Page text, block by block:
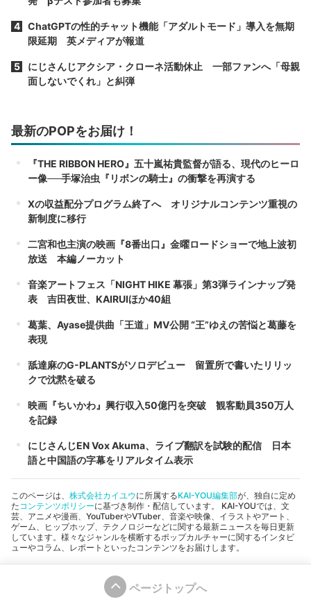
ChatGPTの性的チャット機能「アダルトモード」導入を無期
限延期 英メディアが報道
にじさんじアクシア・クローネ活動休止 一部ファンへ「母親
面しないでくれ」と糾弾
最新のPOPをお届け！
『THE RIBBON HERO』五十嵐祐貴監督が語る、現代のヒーロ
ー像──手塚治虫『リボンの騎士』の衝撃を再演する
Xの収益配分プログラム終了へ オリジナルコンテンツ重視の
新制度に移行
二宮和也主演の映画『8番出口』金曜ロードショーで地上波初
放送 本編ノーカット
音楽アートフェス「NIGHT HIKE 幕張」第3弾ラインナップ発
表 吉田夜世、KAIRUIほか40組
葛葉、Ayase提供曲「王道」MV公開 “王”ゆえの苦悩と葛藤を
表現
舐達麻のG-PLANTSがソロデビュー 留置所で書いたリリッ
クで沈黙を破る
映画『ちいかわ』興行収入50億円を突破 観客動員350万人
を記録
にじさんじEN Vox Akuma、ライブ翻訳を試験的配信 日本
語と中国語の字幕をリアルタイム表示
このページは、 株式会社カイユウに所属するKAI-YOU編集部が、独自に定め
たコンテンツポリシーに基づき制作・配信しています。 KAI-YOUでは、文
芸、アニメや漫画、YouTuberやVTuber、音楽や映像、イラストやアート、
ゲーム、ヒップホップ、テクノロジーなどに関する最新ニュースを毎日更新
しています。様々なジャンルを横断するポップカルチャーに関するインタビ
ューやコラム、レポートといったコンテンツをお届けします。
ページトップへ